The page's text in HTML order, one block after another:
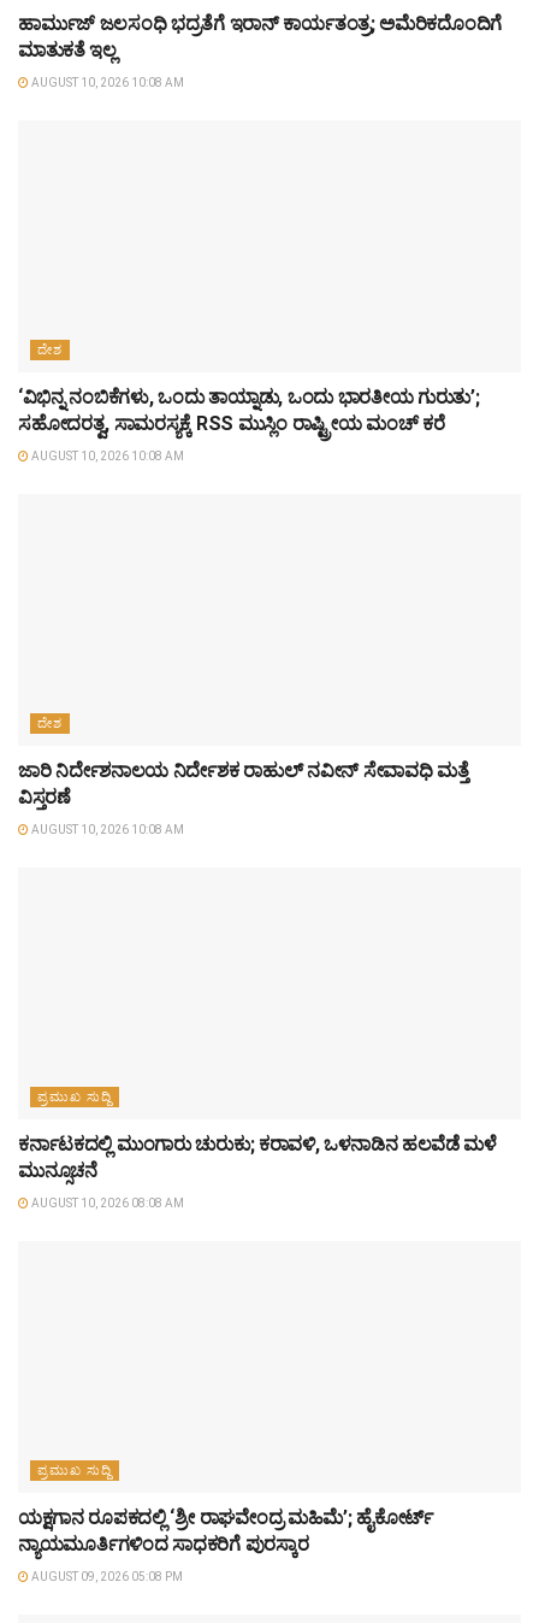
ಹಾರ್ಮುಜ್ ಜಲಸಂಧಿ ಭದ್ರತೆಗೆ ಇರಾನ್ ಕಾರ್ಯತಂತ್ರ; ಅಮೆರಿಕದೊಂದಿಗೆ
ಮಾತುಕತೆ ಇಲ್ಲ
AUGUST 10, 2026 10:08 AM
ದೇಶ
‘ವಿಭಿನ್ನ ನಂಬಿಕೆಗಳು, ಒಂದು ತಾಯ್ನಾಡು, ಒಂದು ಭಾರತೀಯ ಗುರುತು’;
ಸಹೋದರತ್ವ, ಸಾಮರಸ್ಯಕ್ಕೆ RSS ಮುಸ್ಲಿಂ ರಾಷ್ಟ್ರೀಯ ಮಂಚ್ ಕರೆ
AUGUST 10, 2026 10:08 AM
ದೇಶ
ಜಾರಿ ನಿರ್ದೇಶನಾಲಯ ನಿರ್ದೇಶಕ ರಾಹುಲ್ ನವೀನ್ ಸೇವಾವಧಿ ಮತ್ತೆ
ವಿಸ್ತರಣೆ
AUGUST 10, 2026 10:08 AM
ಪ್ರಮುಖ ಸುದ್ದಿ
ಕರ್ನಾಟಕದಲ್ಲಿ ಮುಂಗಾರು ಚುರುಕು; ಕರಾವಳಿ, ಒಳನಾಡಿನ ಹಲವೆಡೆ ಮಳೆ
ಮುನ್ಸೂಚನೆ
AUGUST 10, 2026 08:08 AM
ಪ್ರಮುಖ ಸುದ್ದಿ
ಯಕ್ಷಗಾನ ರೂಪಕದಲ್ಲಿ ‘ಶ್ರೀ ರಾಘವೇಂದ್ರ ಮಹಿಮೆ’; ಹೈಕೋರ್ಟ್
ನ್ಯಾಯಮೂರ್ತಿಗಳಿಂದ ಸಾಧಕರಿಗೆ ಪುರಸ್ಕಾರ
AUGUST 09, 2026 05:08 PM